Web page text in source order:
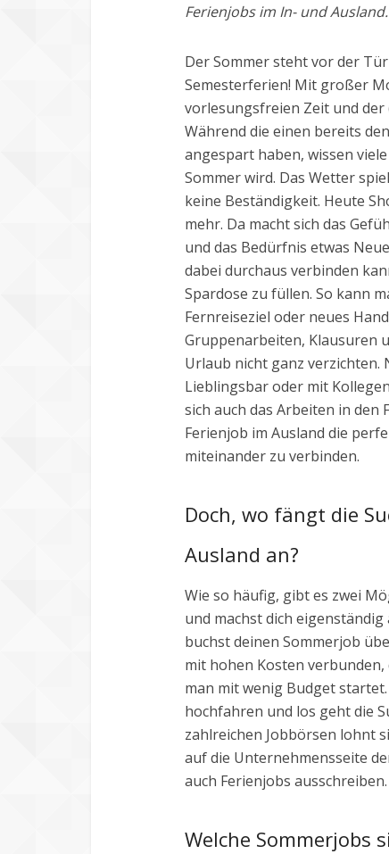
Ferienjobs im In- und Ausland.
Der Sommer steht vor der
Semesterferien! Mit großer
vorlesungsfreien Zeit und der
Während die einen bereits
angespart haben, wissen
Sommer wird. Das Wetter
keine Beständigkeit. Heute
mehr. Da macht sich das
und das Bedürfnis etwas
dabei durchaus verbinden
Spardose zu füllen. So kann
Fernreiseziel oder neues
Gruppenarbeiten, Klausuren
Urlaub nicht ganz verzichten.
Lieblingsbar oder mit
sich auch das Arbeiten in den
Ferienjob im Ausland die
miteinander zu verbinden.
Doch, wo fängt die
Ausland an?
Wie so häufig, gibt es zwei
und machst dich eigenständig
buchst deinen Sommerjob
mit hohen Kosten
man mit wenig Budget
hochfahren und los geht die
zahlreichen Jobbörsen lohnt
auf die Unternehmensseite
auch Ferienjobs ausschreiben.
Welche Sommerjobs